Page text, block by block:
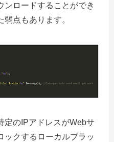
ンロードすることができ
点もあります。
定のIPアドレスがWebサ
ックするローカルブラッ